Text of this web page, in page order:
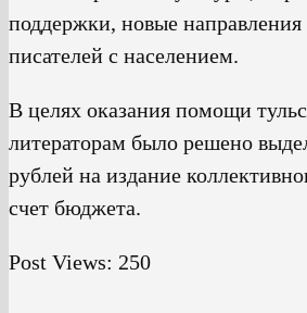
поддержки, новые направления
писателей с населением.
В целях оказания помощи
литераторам было решено
рублей на издание
счет бюджета.
Post Views: 250